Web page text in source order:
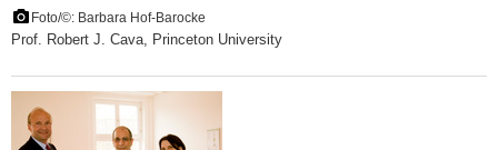
Foto/©: Barbara Hof-Barocke
Prof. Robert J. Cava, Princeton University